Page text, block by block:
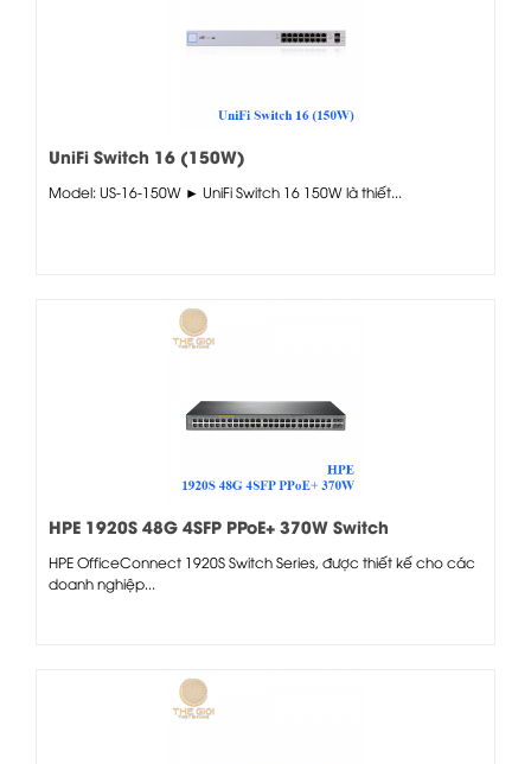
UniFi Switch 16 (150W)
Model: US-16-150W ► UniFi Switch 16 150W là thiết...
HPE 1920S 48G 4SFP PPoE+ 370W Switch
HPE OfficeConnect 1920S Switch Series, được thiết kế cho các
doanh nghiệp...